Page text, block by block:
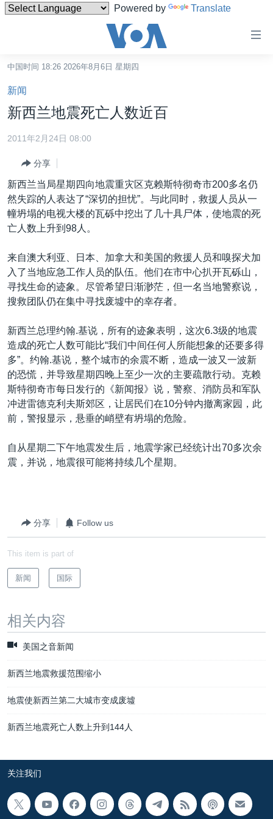
Powered by Translate
碍
链
接
跳
转
容
转
转
到
检
索
港澳
国际
最新国际新闻
印太
中东
欧洲
非洲
全球议题
分类新闻
经济·金融·贸易
人权·法律·宗教
科教·文娱·体健
军事
环境
美中关系
热点专题
白宫要闻
国会报道
美国建国250周年
埃博拉疫情
美国之音专访
重要讲话与声明
南中国海争端
GEN Z 看美国
VOA视频
VOA今日焦点
关注我们
中国时间 18:26 2026年8月6日 星期四
新闻
新西兰地震死亡人数近百
2011年2月24日 08:00
分享
新西兰当局星期四向地震重灾区克赖斯特彻奇市200多名仍
然失踪的人表达了“深切的担忧”。与此同时，救援人员从一
幢坍塌的电视大楼的瓦砾中挖出了几十具尸体，使地震的死
亡人数上升到98人。
来自澳大利亚、日本、加拿大和美国的救援人员和嗅探犬加
入了当地应急工作人员的队伍。他们在市中心扒开瓦砾山，
寻找生命的迹象。尽管希望日渐渺茫，但一名当地警察说，
搜救团队仍在集中寻找废墟中的幸存者。
新西兰总理约翰.基说，所有的迹象表明，这次6.3级的地震
造成的死亡人数可能比“我们中间任何人所能想象的还要多得
多”。约翰.基说，整个城市的余震不断，造成一波又一波新
的恐慌，并导致星期四晚上至少一次的主要疏散行动。克赖
斯特彻奇市每日发行的《新闻报》说，警察、消防员和军队
冲进雷德克利夫斯郊区，让居民们在10分钟内撤离家园，此
前，警报显示，悬垂的峭壁有坍塌的危险。
自从星期二下午地震发生后，地震学家已经统计出70多次余
震，并说，地震很可能将持续几个星期。
分享 Follow us
This item is part of
新闻 国际
相关内容
美国之音新闻
新西兰地震救援范围缩小
地震使新西兰第二大城市变成废墟
新西兰地震死亡人数上升到144人
关注我们